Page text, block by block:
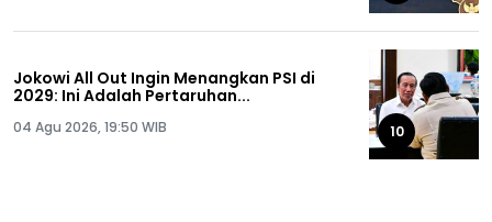
Jokowi All Out Ingin Menangkan PSI di
2029: Ini Adalah Pertaruhan...
04 Agu 2026, 19:50 WIB 10